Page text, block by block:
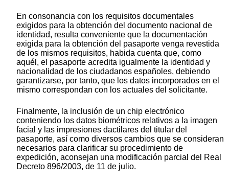
En consonancia con los requisitos documentales
exigidos para la obtención del documento nacional de
identidad, resulta conveniente que la documentación
exigida para la obtención del pasaporte venga revestida
de los mismos requisitos, habida cuenta que, como
aquél, el pasaporte acredita igualmente la identidad y
nacionalidad de los ciudadanos españoles, debiendo
garantizarse, por tanto, que los datos incorporados en el
mismo correspondan con los actuales del solicitante.
Finalmente, la inclusión de un chip electrónico
conteniendo los datos biométricos relativos a la imagen
facial y las impresiones dactilares del titular del
pasaporte, así como diversos cambios que se consideran
necesarios para clarificar su procedimiento de
expedición, aconsejan una modificación parcial del Real
Decreto 896/2003, de 11 de julio.